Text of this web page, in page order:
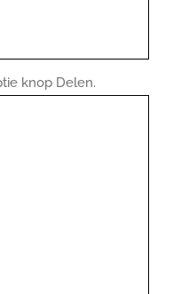
knop Delen.